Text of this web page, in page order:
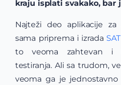
kraju isplati svakako, bar
Najteži deo aplikacije za
sama priprema i izrada SAT
to veoma zahtevan i
testiranja. Ali sa trudom,
veoma ga je jednostavno